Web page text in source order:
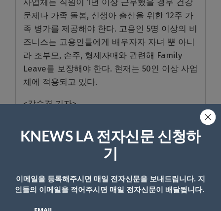
사업체는 직원이 1년 이상 근무했을 경우 건강
문제나 가족 돌봄, 신생아 출산을 위한 12주 가
족 병가를 제공해야 한다. 고용인 5명 이상의 비
즈니스는 고용인들에게 배우자자 자녀 뿐 아니
라 조부모, 손주, 형제자매와 관련해 Family
Leave를 보장해야 한다. 현재는 50인 이상 사업
체에 적용되고 있다.
<강수경 기자>
- Copyright © KNEWSLA.COM, 무단 전재 및 재배포 금지
KNEWS LA 전자신문 신청하
기
이메일을 등록해주시면 매일 전자신문을 보내드립니다. 지
인들의 이메일을 적어주시면 매일 전자신문이 배달됩니다.